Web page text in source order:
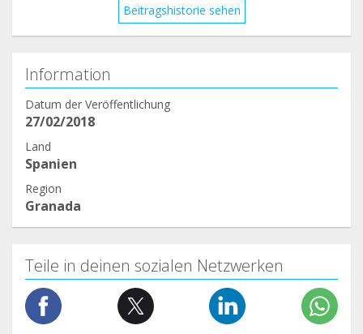
Beitragshistorie sehen
Information
Datum der Veröffentlichung
27/02/2018
Land
Spanien
Region
Granada
Teile in deinen sozialen Netzwerken